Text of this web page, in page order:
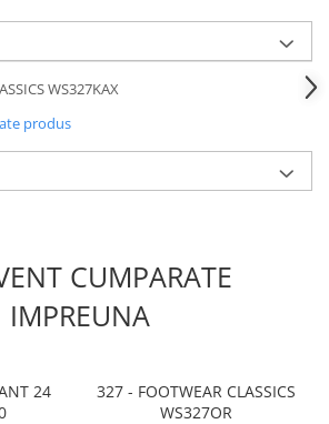
WS327KAX
produs
CUMPARATE
IMPREUNA
24
327 - FOOTWEAR CLASSICS
WS327OR